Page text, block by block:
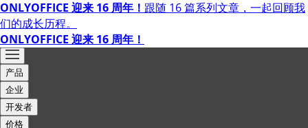
ONLYOFFICE 迎来 16 周年！ 跟随 16 篇系列文章，一起回顾我
们的成长历程。
ONLYOFFICE 迎来 16 周年！
产品
企业
开发者
价格